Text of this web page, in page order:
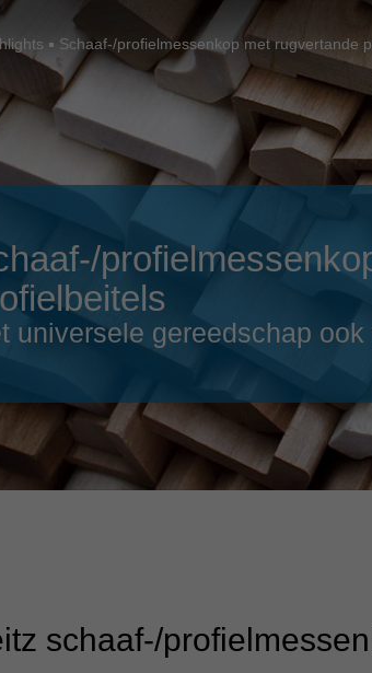
France
Great Britain
Italia
India
Lietuva
Magyarország
Malaysia
México
Schaaf-/profielmessenkop met rugvertande
universele gereedschap
schaaf-/